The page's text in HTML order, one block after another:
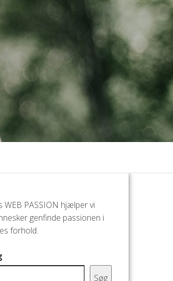
WEB PASSION hjælper vi
genfinde passionen i
forhold.
Søg